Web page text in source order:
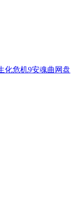
化危机9安魂曲网盘